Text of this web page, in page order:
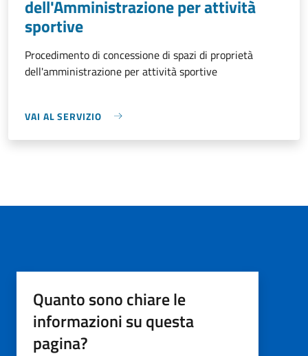
dell'Amministrazione per attività
sportive
Procedimento di concessione di spazi di proprietà
dell'amministrazione per attività sportive
VAI AL SERVIZIO
Quanto sono chiare le
informazioni su questa
pagina?